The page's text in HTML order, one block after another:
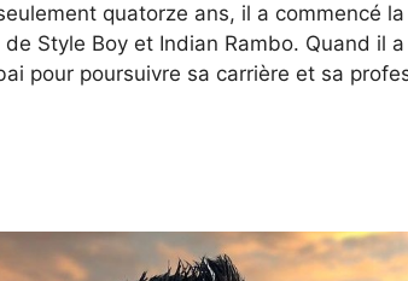
quatorze ans, il a commencé
Style Boy et Indian Rambo. Quand il
pour poursuivre sa carrière et sa